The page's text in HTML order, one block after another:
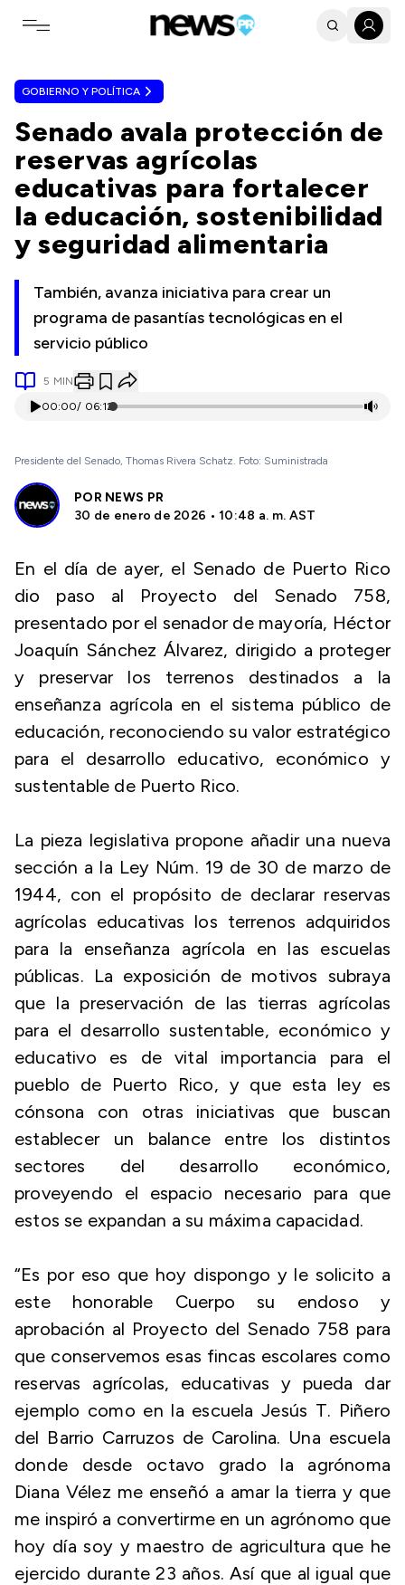
Toggle navigation menu
GOBIERNO Y POLÍTICA
Senado avala protección de
reservas agrícolas
educativas para fortalecer
la educación, sostenibilidad
y seguridad alimentaria
También, avanza iniciativa para crear un
programa de pasantías tecnológicas en el
servicio público
5 MIN
00:00/ 06:12
Presidente del Senado, Thomas Rivera Schatz. Foto: Suministrada
POR NEWS PR
30 de enero de 2026 • 10:48 a. m. AST
En el día de ayer, el Senado de Puerto Rico
dio paso al Proyecto del Senado 758,
presentado por el senador de mayoría, Héctor
Joaquín Sánchez Álvarez, dirigido a proteger
y preservar los terrenos destinados a la
enseñanza agrícola en el sistema público de
educación, reconociendo su valor estratégico
para el desarrollo educativo, económico y
sustentable de Puerto Rico.
La pieza legislativa propone añadir una nueva
sección a la Ley Núm. 19 de 30 de marzo de
1944, con el propósito de declarar reservas
agrícolas educativas los terrenos adquiridos
para la enseñanza agrícola en las escuelas
públicas. La exposición de motivos subraya
que la preservación de las tierras agrícolas
para el desarrollo sustentable, económico y
educativo es de vital importancia para el
pueblo de Puerto Rico, y que esta ley es
cónsona con otras iniciativas que buscan
establecer un balance entre los distintos
sectores del desarrollo económico,
proveyendo el espacio necesario para que
estos se expandan a su máxima capacidad.
“Es por eso que hoy dispongo y le solicito a
este honorable Cuerpo su endoso y
aprobación al Proyecto del Senado 758 para
que conservemos esas fincas escolares como
reservas agrícolas, educativas y pueda dar
ejemplo como en la escuela Jesús T. Piñero
del Barrio Carruzos de Carolina. Una escuela
donde desde octavo grado la agrónoma
Diana Vélez me enseñó a amar la tierra y que
me inspiró a convertirme en un agrónomo que
hoy día soy y maestro de agricultura que he
ejercido durante 23 años. Así que al igual que